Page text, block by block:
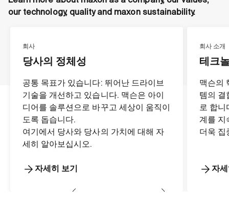
our technology, quality and maxon sustainability.
회사
당사의 정체성
공통 목표가 있습니다: 뛰어난 드라이브
기술을 개선하고 있습니다. 맥슨은 아이
디어를 솔루션으로 바꾸고 세상이 움직이
도록 돕습니다.
여기에서 당사와 당사의 가치에 대해 자
세히 알아보십시오.
자세히 보기
회사 소개
테크
맥슨의
템의 결
로 합니
계를 지
더욱 집
자